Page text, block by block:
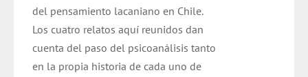
del pensamiento lacaniano en Chile.
Los cuatro relatos aquí reunidos dan
cuenta del paso del psicoanálisis tanto
en la propia historia de cada uno de